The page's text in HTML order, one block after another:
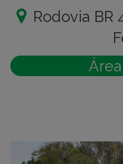
Rodovia